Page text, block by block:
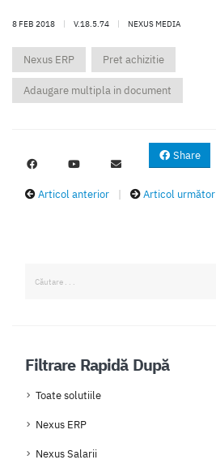
8 FEB 2018 | V.18.5.74 | NEXUS MEDIA
Nexus ERP Pret achizitie
Adaugare multipla in document
Share
Articol anterior | Articol următor
Filtrare Rapidă După
Toate solutiile
Nexus ERP
Nexus Salarii